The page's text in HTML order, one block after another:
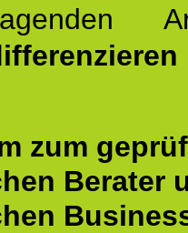
zum
Berater